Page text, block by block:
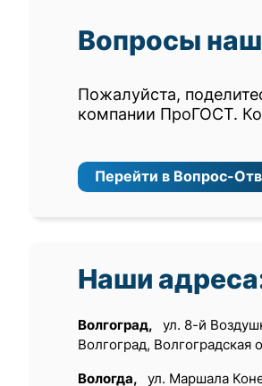
Вопросы
Пожалуйста,
компании ПроГОСТ.
Перейти в Вопрос-
Наши
Волгоград,
ул. 8-й
Волгоград, Волгоградская
Вологда,
ул. Маршала